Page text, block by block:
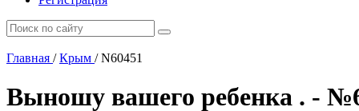
Главная / Крым /N60451
Выношу вашего ребенка . -